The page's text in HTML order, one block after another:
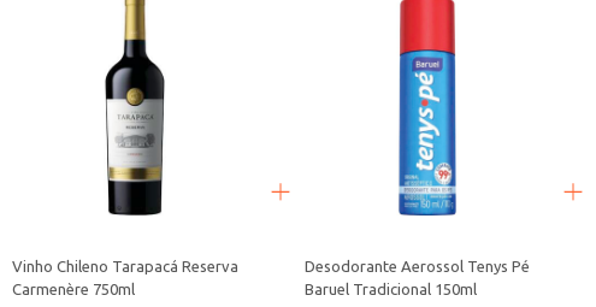
Vinho Chileno Tarapacá Reserva
Carmenère 750ml
Desodorante Aerossol Tenys Pé
Baruel Tradicional 150ml